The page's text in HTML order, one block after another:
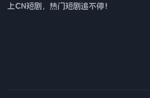
上CN短剧，热门短剧追不停！